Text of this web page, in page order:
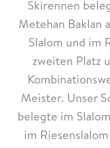
Skirennen
Metehan Baklan
Slalom und im
zweiten Platz
Meister. Unser
belegte im
im